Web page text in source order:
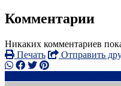
Комментарии
Никаких комментариев
Печать
Отправить